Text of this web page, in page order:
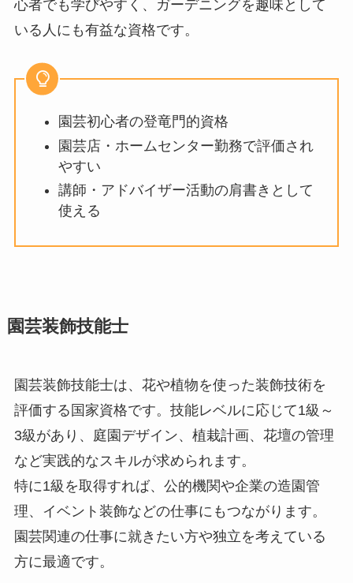
心者でも学びやすく、ガーデニングを趣味として
いる人にも有益な資格です。
園芸初心者の登竜門的資格
園芸店・ホームセンター勤務で評価され
やすい
講師・アドバイザー活動の肩書きとして
使える
園芸装飾技能士
園芸装飾技能士は、花や植物を使った装飾技術を
評価する国家資格です。技能レベルに応じて1級～
3級があり、庭園デザイン、植栽計画、花壇の管理
など実践的なスキルが求められます。
特に1級を取得すれば、公的機関や企業の造園管
理、イベント装飾などの仕事にもつながります。
園芸関連の仕事に就きたい方や独立を考えている
方に最適です。